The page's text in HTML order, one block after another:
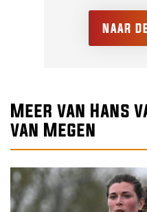
NAAR
Meer van Hans
van Megen